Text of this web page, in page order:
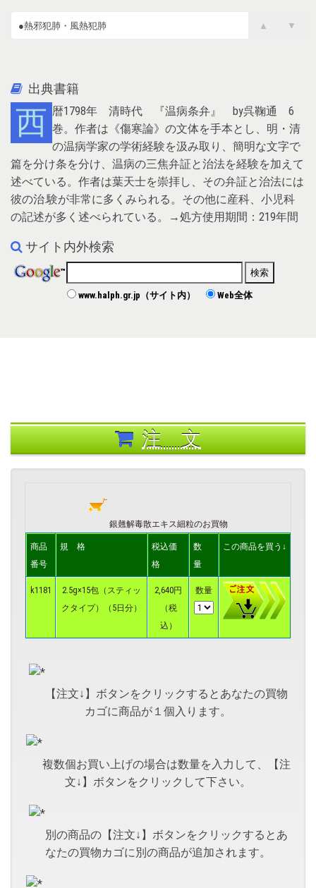
●熱邪犯肺・風熱犯肺 ▲ ▼
出典書籍
西暦1798年 清時代 『温病条弁』 by呉鞠通 6 巻。作者は《傷寒論》の文体を手本とし、明・清
の温病学家の学術経験を汲み取り、簡明な文字で
篇を分け条を分け、温病の三焦弁証と治法を経験を加えて
述べている。作者は葉天士を崇拝し、その弁証と治法には
彼の治.験が非常に多くみられる。その他に産科、小児科
の記述が多く述べられている。→処方使用期間：219年間
サイト内外検索
www.halph.gr.jp（サイト内） Web全体
注 文
銀翹解毒散エキス細粒のお買物
商品
番号
規 格
税込価
格
数
量
この商品を買う↓
k1181
2.5g×15包（スティッ
クタイプ）（5日分）
2,640円
（税
込）
数量
【注文↓】ボタンをクリックするとあなたの買物
カゴに商品が１個入ります。
複数個お買い上げの場合は数量を入力して、【注
文↓】ボタンをクリックして下さい。
別の商品の【注文↓】ボタンをクリックするとあ
なたの買物カゴに別の商品が追加されます。